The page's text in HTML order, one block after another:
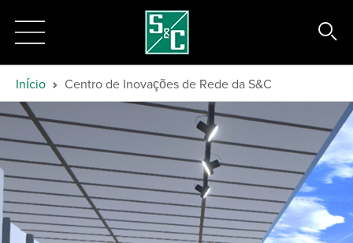
Início Centro de Inovações de Rede da S&C